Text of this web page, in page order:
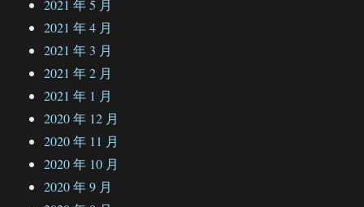
2021 年 5 月
2021 年 4 月
2021 年 3 月
2021 年 2 月
2021 年 1 月
2020 年 12 月
2020 年 11 月
2020 年 10 月
2020 年 9 月